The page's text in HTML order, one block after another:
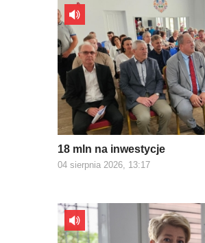
18 mln na inwestycje
04 sierpnia 2026, 13:17